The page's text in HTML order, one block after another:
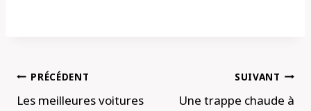
Navigation
de
PRÉCÉDENT
Les meilleures voitures
SUIVANT
Une trappe chaude à